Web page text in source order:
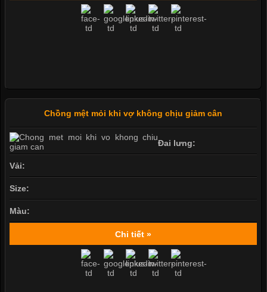
Chồng mệt mỏi khi vợ không chịu giảm cân
Đai lưng:
Vải:
Size:
Màu:
Chi tiết »